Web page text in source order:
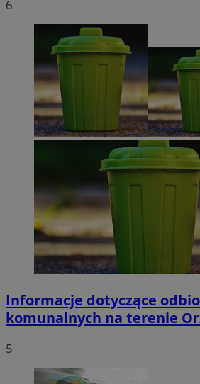
6
Informacje dotyczące
komunalnych na terenie
5